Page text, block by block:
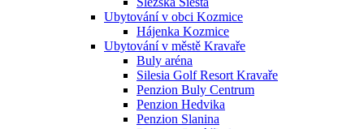
Ubytování v obci Kozmice
Hájenka Kozmice
Ubytování v městě Kravaře
Buly aréna
Silesia Golf Resort Kravaře
Penzion Buly Centrum
Penzion Hedvika
Penzion Slanina